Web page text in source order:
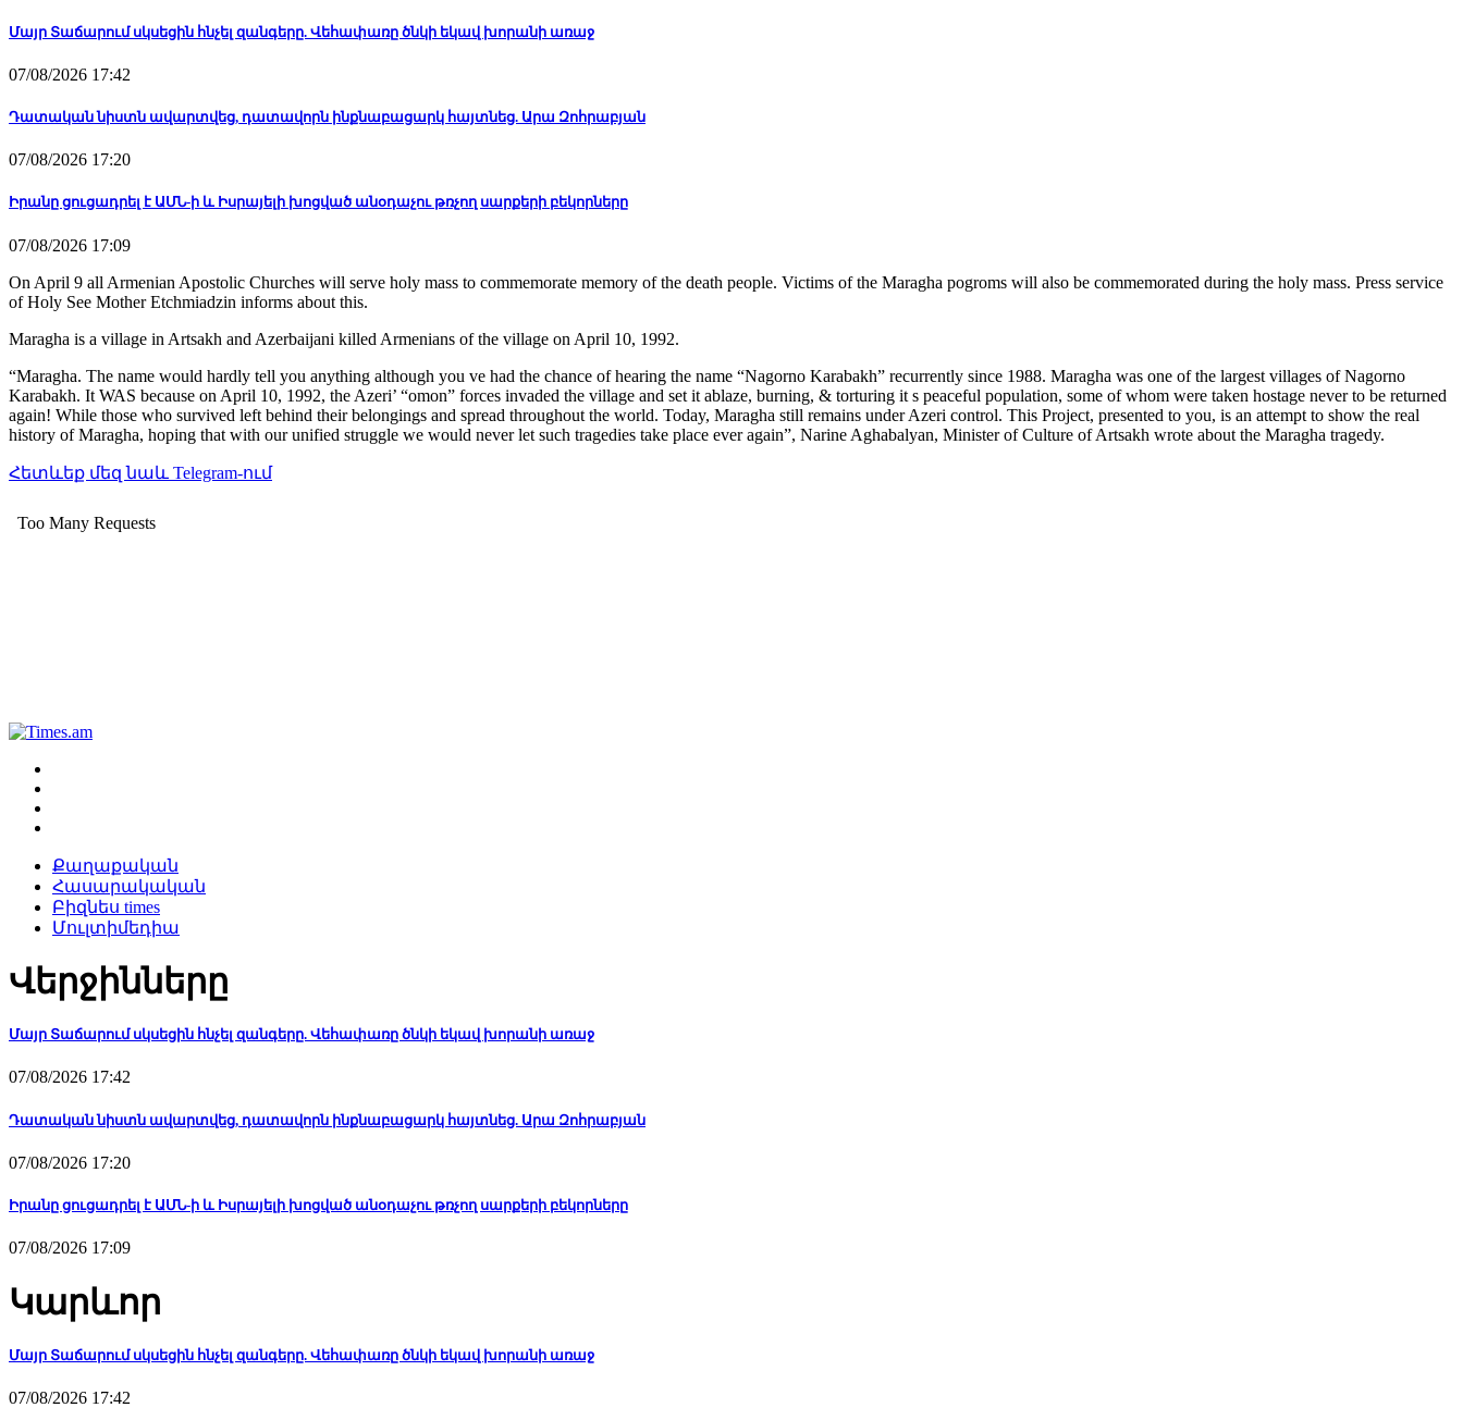
Մայր Տաճարում սկսեցին հնչել զանգերը. Վեհափառը ծնկի եկավ խորանի առաջ
07/08/2026 17:42
Դատական նիստն ավարտվեց, դատավորն ինքնաբացարկ հայտնեց. Արա Զոհրաբյան
07/08/2026 17:20
Իրանը ցուցադրել է ԱՄՆ-ի և Իսրայելի խոցված անօդաչու թռչող սարքերի բեկորները
07/08/2026 17:09
On April 9 all Armenian Apostolic Churches will serve holy mass to commemorate memory of the death people. Victims of the Maragha pogroms will also be commemorated during the holy mass. Press service
of Holy See Mother Etchmiadzin informs about this.
Maragha is a village in Artsakh and Azerbaijani killed Armenians of the village on April 10, 1992.
“Maragha. The name would hardly tell you anything although you ve had the chance of hearing the name “Nagorno Karabakh” recurrently since 1988. Maragha was one of the largest villages of Nagorno
Karabakh. It WAS because on April 10, 1992, the Azeri’ “omon” forces invaded the village and set it ablaze, burning, & torturing it s peaceful population, some of whom were taken hostage never to be returned
again! While those who survived left behind their belongings and spread throughout the world. Today, Maragha still remains under Azeri control. This Project, presented to you, is an attempt to show the real
history of Maragha, hoping that with our unified struggle we would never let such tragedies take place ever again”, Narine Aghabalyan, Minister of Culture of Artsakh wrote about the Maragha tragedy.
Հետևեք մեզ նաև Telegram-ում
Քաղաքական
Հասարակական
Բիզնես times
Մուլտիմեդիա
Վերջինները
Մայր Տաճարում սկսեցին հնչել զանգերը. Վեհափառը ծնկի եկավ խորանի առաջ
07/08/2026 17:42
Դատական նիստն ավարտվեց, դատավորն ինքնաբացարկ հայտնեց. Արա Զոհրաբյան
07/08/2026 17:20
Իրանը ցուցադրել է ԱՄՆ-ի և Իսրայելի խոցված անօդաչու թռչող սարքերի բեկորները
07/08/2026 17:09
Կարևոր
Մայր Տաճարում սկսեցին հնչել զանգերը. Վեհափառը ծնկի եկավ խորանի առաջ
07/08/2026 17:42